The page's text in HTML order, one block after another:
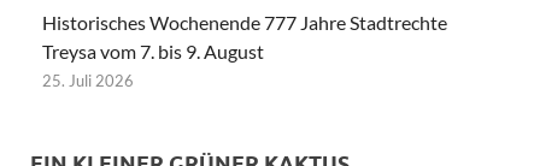
Historisches Wochenende 777 Jahre Stadtrechte
Treysa vom 7. bis 9. August
25. Juli 2026